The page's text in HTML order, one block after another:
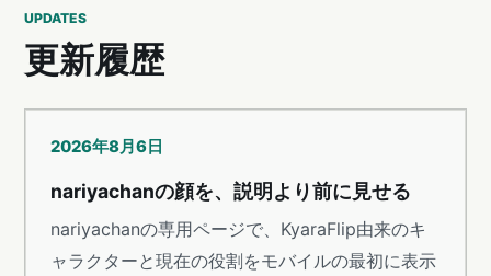
UPDATES
更新履歴
2026年8月6日
nariyachanの顔を、説明より前に見せる
nariyachanの専用ページで、KyaraFlip由来のキ
ャラクターと現在の役割をモバイルの最初に表示